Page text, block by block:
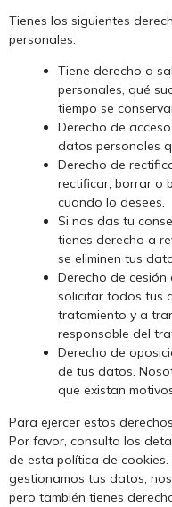
Tienes los siguientes
personales:
Tiene derecho a
personales, qué
tiempo se
Derecho de
datos personales
Derecho de
rectificar, borrar o
cuando lo desees.
Si nos das tu
tienes derecho a
se eliminen tus
Derecho de
solicitar todos tus
tratamiento y a
responsable del
Derecho de
de tus datos.
que existan
Para ejercer estos
Por favor, consulta los
de esta política de
gestionamos tus datos,
pero también tienes